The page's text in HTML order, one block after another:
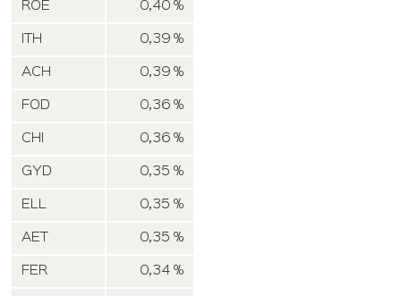
ROE 0,40 %
ITH 0,39 %
ACH 0,39 %
FOD 0,36 %
CHI 0,36 %
GYD 0,35 %
ELL 0,35 %
AET 0,35 %
FER 0,34 %